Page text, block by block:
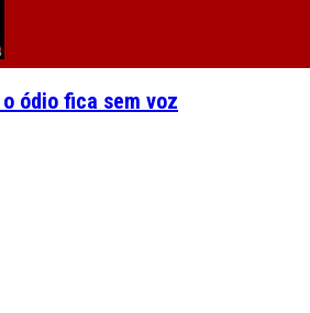
ódio fica sem voz